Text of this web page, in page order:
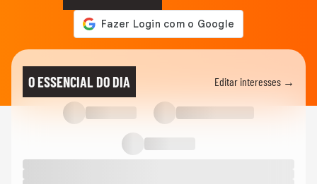
O ESSENCIAL DO DIA Editar interesses →